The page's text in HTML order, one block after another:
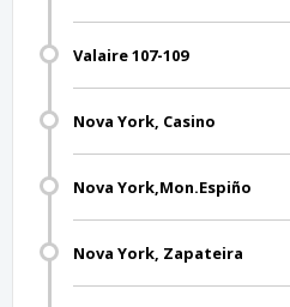
Valaire 107-109
Nova York, Casino
Nova York,Mon.Espiño
Nova York, Zapateira